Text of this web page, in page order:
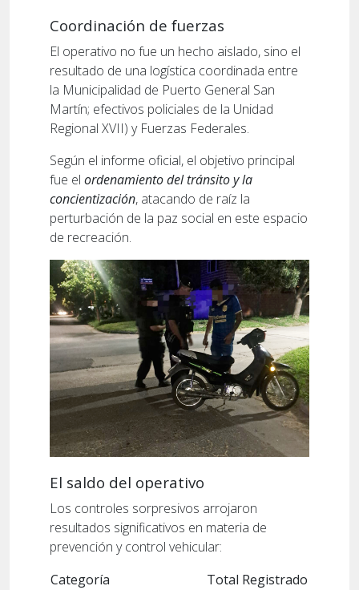
Coordinación de fuerzas
El operativo no fue un hecho aislado, sino el
resultado de una logística coordinada entre
la Municipalidad de Puerto General San
Martín; efectivos policiales de la Unidad
Regional XVII) y Fuerzas Federales.
Según el informe oficial, el objetivo principal
fue el ordenamiento del tránsito y la
concientización, atacando de raíz la
perturbación de la paz social en este espacio
de recreación.
El saldo del operativo
Los controles sorpresivos arrojaron
resultados significativos en materia de
prevención y control vehicular:
Categoría
Total Registrado